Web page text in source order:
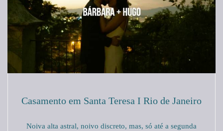
Casamento em Santa Teresa I Rio de Janeiro
Noiva alta astral, noivo discreto, mas, só até a segunda